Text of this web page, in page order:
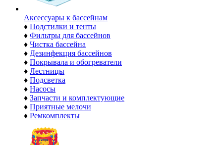
Аксессуары к бассейнам
♦ Подстилки и тенты
♦ Фильтры для бассейнов
♦ Чистка бассейна
♦ Дезинфекция бассейнов
♦ Покрывала и обогреватели
♦ Лестницы
♦ Подсветка
♦ Насосы
♦ Запчасти и комплектующие
♦ Приятные мелочи
♦ Ремкомплекты